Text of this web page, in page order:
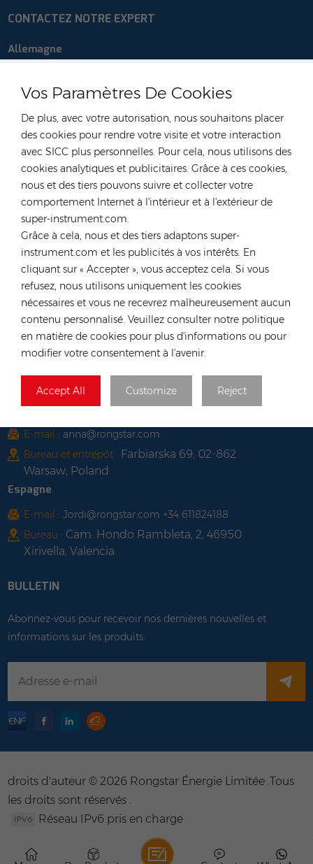
Vos Paramètres De Cookies
De plus, avec votre autorisation, nous souhaitons placer
des cookies pour rendre votre visite et votre interaction
avec SICC plus personnelles. Pour cela, nous utilisons des
cookies analytiques et publicitaires. Grâce à ces cookies,
nous et des tiers pouvons suivre et collecter votre
comportement Internet à l'intérieur et à l'extérieur de
super-instrument.com.
Grâce à cela, nous et des tiers adaptons super-
instrument.com et les publicités à vos intérêts. En
cliquant sur « Accepter », vous acceptez cela. Si vous
refusez, nous utilisons uniquement les cookies
nécessaires et vous ne recevrez malheureusement aucun
contenu personnalisé. Veuillez consulter notre politique
en matière de cookies pour plus d'informations ou pour
modifier votre consentement à l'avenir.
Accept All Customize Reject
CONTACTEZ NOTRE EXPERT
Allemagne
E-mail :anna@rongstar.com
Bureau et entrepôt : Industriestraße 40, 52457
Aldenhoven, Deutschland
Hong Kong
Tél :+852 54222219
Bureau et entrepôt :39 Kung-Um Road, Yuen
Long, Hong Kong
Viêt Nam
Tél :+84 522 038 896
Bureau :102 Phung Van Cung Street,Ward 7,
Phu Nhuan District, HoChi
Entrepôt :263 Go O Moi, Phu Thuan, District
Pologne
E-mail : anna@rongstar.com
Bureau et entrepôt : Farbiarska 69, 02-862
Warsaw, Poland
Espagne
E-mail : Jordi@rongstar.com +34 611824188
Bureau : Cam. Hondo Rambleta, 2, 46950
Xirivella, Valencia
BULLETIN
Abonnez-vous pour recevoir nos dernières nouvelles et
informations sur les produits.
droits d'auteur © 2026 Rongstar Énergie Limitée .Tous
les droits sont réservés .
Réseau IPv6 pris en charge